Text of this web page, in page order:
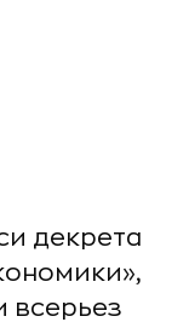
декрета
всерьез